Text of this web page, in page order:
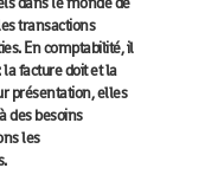
transactions
En comptabilité, il
lafacture doitet la
présentation, elles
des besoins
les